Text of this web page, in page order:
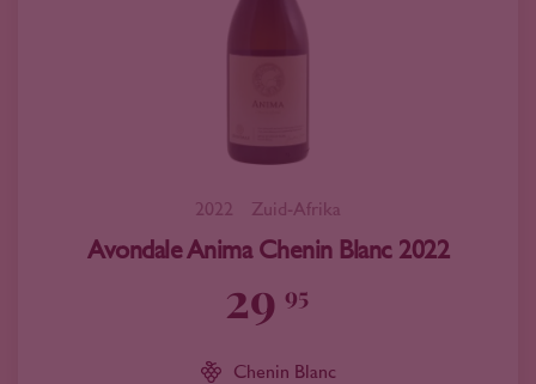
2022 Zuid-Afrika
Avondale Anima Chenin Blanc 2022
29 95
Chenin Blanc